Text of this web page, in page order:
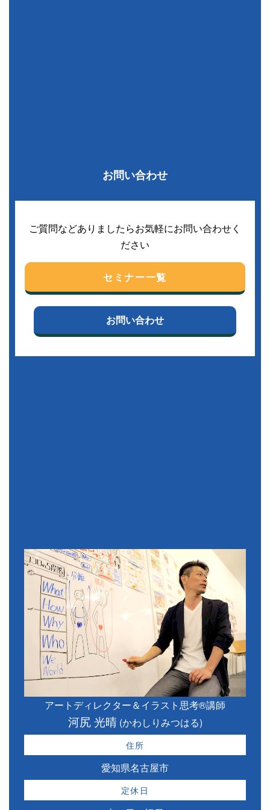
お問い合わせ
ご質問などありましたらお気軽にお問い合わせく
ださい
セミナー一覧
お問い合わせ
アートディレクター＆イラスト思考®講師
河尻 光晴(かわしりみつはる)
住所
愛知県名古屋市
定休日